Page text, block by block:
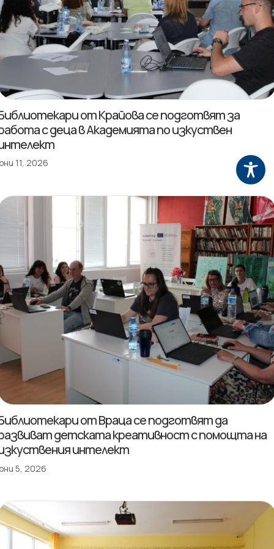
от Крайова се подготвят за
с деца в Академията по изкуствен
11, 2026
от Враца се подготвят да
детската креативност с помощта на
интелект
5, 2026